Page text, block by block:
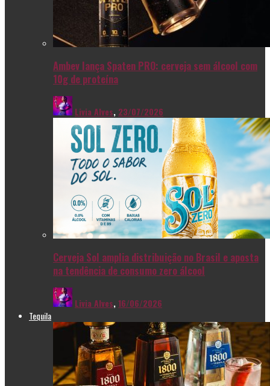
Ambev lança Spaten PRO: cerveja sem álcool com
10g de proteína
Livia Alves, 23/07/2026
Cerveja Sol amplia distribuição no Brasil e aposta
na tendência de consumo zero álcool
Livia Alves,16/06/2026
Tequila